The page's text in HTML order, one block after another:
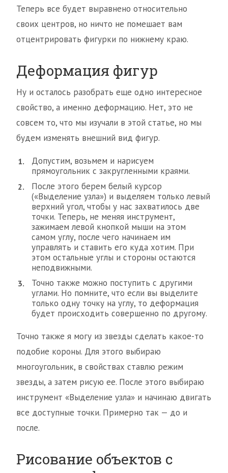
Теперь все будет выравнено относительно
своих центров, но ничто не помешает вам
отцентрировать фигурки по нижнему краю.
Деформация фигур
Ну и осталось разобрать еще одно интересное
свойство, а именно деформацию. Нет, это не
совсем то, что мы изучали в этой статье, но мы
будем изменять внешний вид фигур.
Допустим, возьмем и нарисуем
прямоугольник с закругленными краями.
После этого берем белый курсор
(«Выделение узла») и выделяем только левый
верхний угол, чтобы у нас захватилось две
точки. Теперь, не меняя инструмент,
зажимаем левой кнопкой мыши на этом
самом углу, после чего начинаем им
управлять и ставить его куда хотим. При
этом остальные углы и стороны остаются
неподвижными.
Точно также можно поступить с другими
углами. Но помните, что если вы выделите
только одну точку на углу, то деформация
будет происходить совершенно по другому.
Точно также я могу из звезды сделать какое-то
подобие короны. Для этого выбираю
многоугольник, в свойствах ставлю режим
звезды, а затем рисую ее. После этого выбираю
инструмент «Выделение узла» и начинаю двигать
все доступные точки. Примерно так — до и
после.
Рисование объектов с